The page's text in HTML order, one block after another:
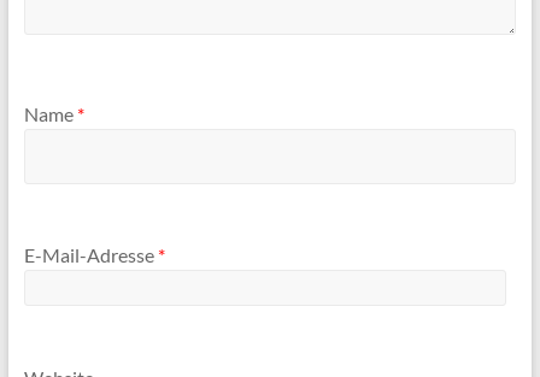
Name *
E-Mail-Adresse *